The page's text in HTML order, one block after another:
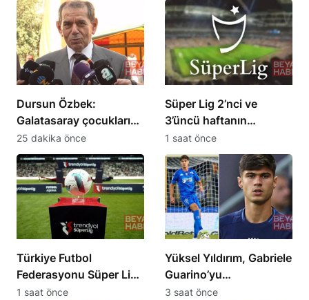
Dursun Özbek:
Galatasaray çocukların
sporla buluşması için
çalışıyor
25 dakika önce
Süper Lig 2’nci ve
3’üncü haftanın
programı açıklandı
1 saat önce
Türkiye Futbol
Federasyonu Süper Lig
2. ve 3. hafta
1 saat önce
Yüksel Yıldırım, Gabriele
Guarino’yu
Samsunspor’a
3 saat önce